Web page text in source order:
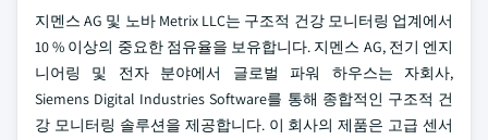
지멘스 AG 및 노바 Metrix LLC는 구조적 건강 모니터링 업계에서
10 % 이상의 중요한 점유율을 보유합니다. 지멘스 AG, 전기 엔지
니어링 및 전자 분야에서 글로벌 파워 하우스는 자회사,
Siemens Digital Industries Software를 통해 종합적인 구조적 건
강 모니터링 솔루션을 제공합니다. 이 회사의 제품은 고급 센서